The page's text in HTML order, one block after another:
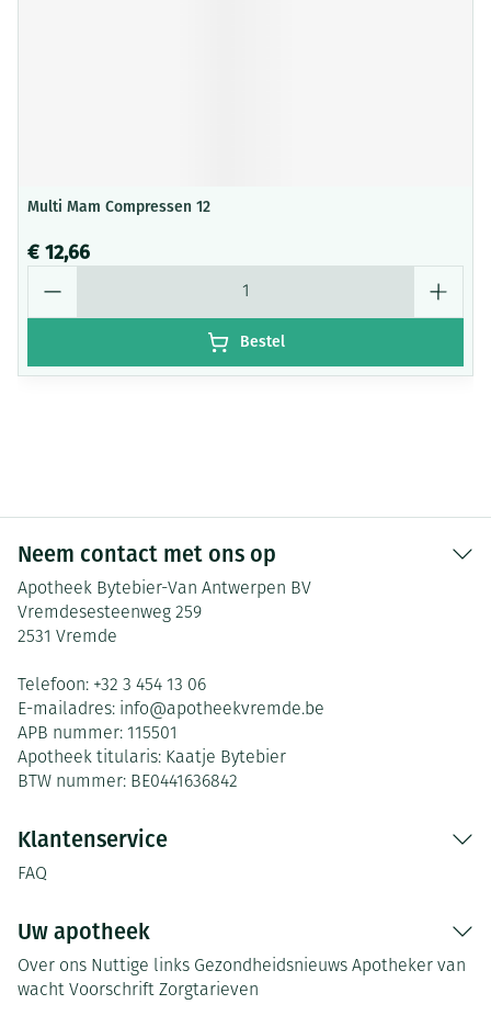
Multi Mam Compressen 12
€ 12,66
Bestel
Neem contact met ons op
Apotheek Bytebier-Van Antwerpen BV
Vremdesesteenweg 259
2531 Vremde
Telefoon: +32 3 454 13 06
E-mailadres: info@apotheekvremde.be
APB nummer: 115501
Apotheek titularis: Kaatje Bytebier
BTW nummer: BE0441636842
Klantenservice
FAQ
Uw apotheek
Over ons Nuttige links Gezondheidsnieuws Apotheker van
wacht Voorschrift Zorgtarieven